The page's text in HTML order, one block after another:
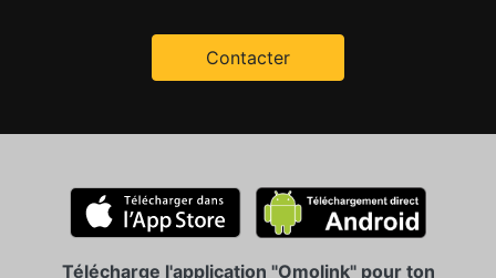
Contacter
Télécharge l'application "Omolink" pour ton